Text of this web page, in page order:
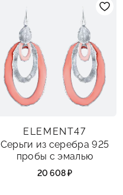
ELEMENT47
Серьги из серебра 925
пробы с эмалью
20 608 ₽